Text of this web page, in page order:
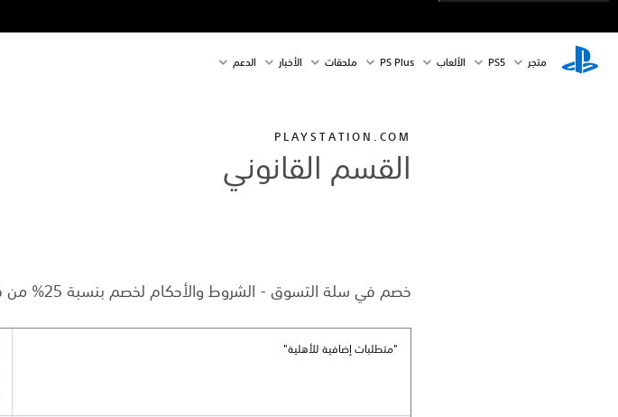
متجر PS5‏ الألعاب PS Plus ملحقات الأخبار الدعم
PLAYSTATION.COM
القسم القانوني
خصم في سلة التسوق - الشروط والأحكام لخصم بنسبة 25% من قبل SIEE - عرض سارٍ في بلدان متعددة
"متطلبات إضافية للأهلية"